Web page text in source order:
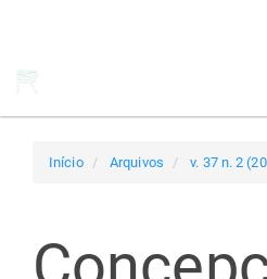
Início Arquivos v. 37 n. 2